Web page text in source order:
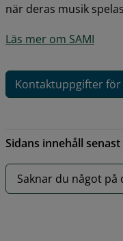
när deras musik
Läs mer om SAMI
Kontaktuppgifter för
Sidans innehåll
Saknar du något på